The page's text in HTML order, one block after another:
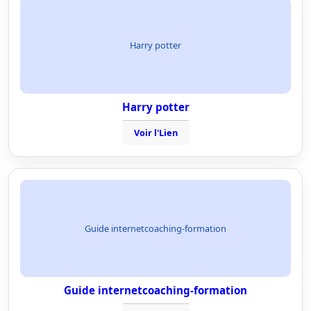
Harry potter
Harry potter
Voir l'Lien
Guide internetcoaching-formation
Guide internetcoaching-formation